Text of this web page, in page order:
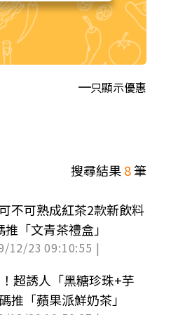
只顯示優惠
搜尋結果8筆
不可熟成紅茶2款新飲料
「文青茶禮盒」
12/23 09:10:55 |
超誘人「黑糖珍珠+芋
推「蘋果派鮮奶茶」